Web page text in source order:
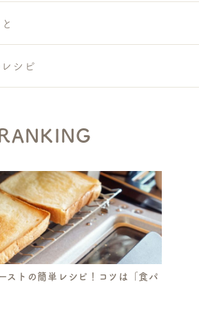
シピ
ストの簡単レシピ！コツは「食パ